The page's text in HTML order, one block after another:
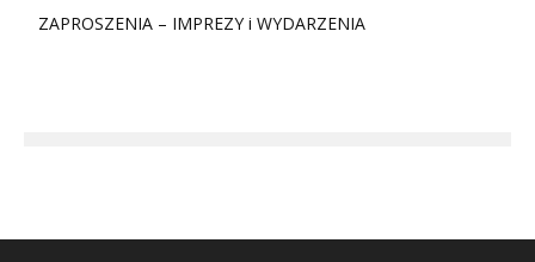
ZAPROSZENIA – IMPREZY i WYDARZENIA